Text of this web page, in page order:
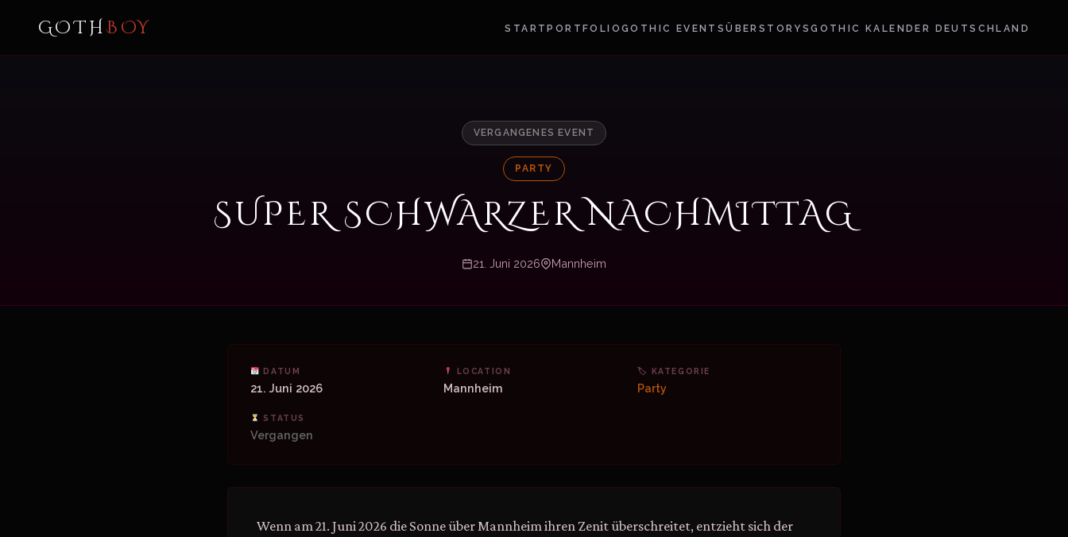
GOTHBOY START PORTFOLIO GOTHIC EVENTSÜBER STORYSGOTHIC KALENDER DEUTSCHLAND
VERGANGENES EVENT
PARTY
SUPER SCHWARZER NACHMITTAG
21. Juni 2026 Mannheim
DATUM
21. Juni 2026
LOCATION
Mannheim
🏷 KATEGORIE
Party
STATUS
Vergangen
Wenn am 21. Juni 2026 die Sonne über Mannheim ihren Zenit überschreitet, entzieht sich der